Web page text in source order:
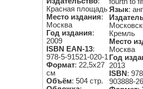
Красная площадь
Место издания:
Москва
Год издания:
2009
ISBN EAN-13:
978-5-91521-020-1
Формат: 22,5х27
см
Объём: 504 стр.
Язык:
Кремль
Место
Москва
Год
2013
ISBN :
903888-